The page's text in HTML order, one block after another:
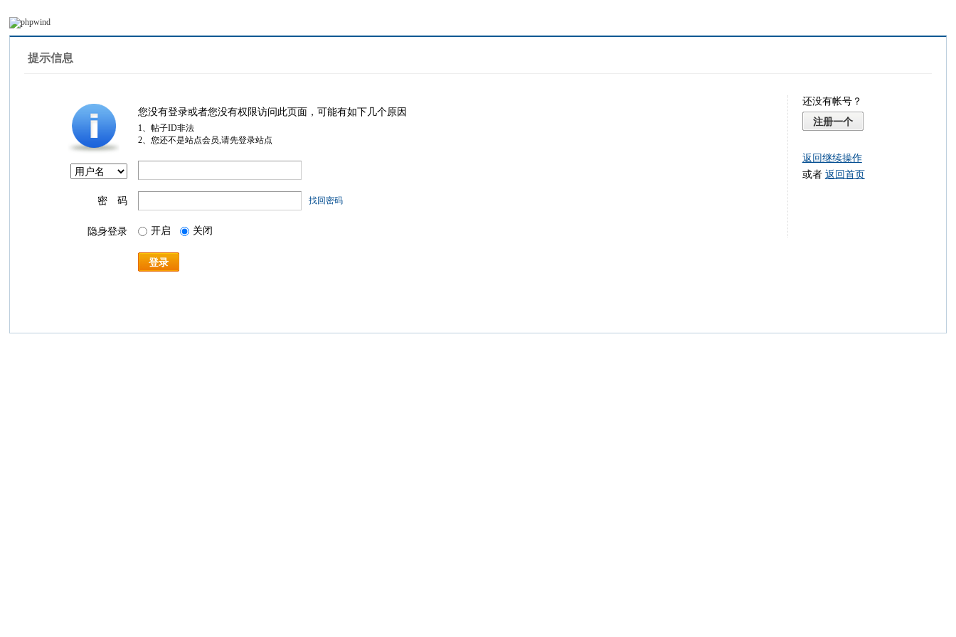
提示信息
您没有登录或者您没有权限访问此页面，可能有如下几个原因
1、帖子ID非法
2、您还不是站点会员,请先登录站点
密 码 找回密码
隐身登录 开启 关闭
登录
还没有帐号？
注册一个
返回继续操作
或者 返回首页